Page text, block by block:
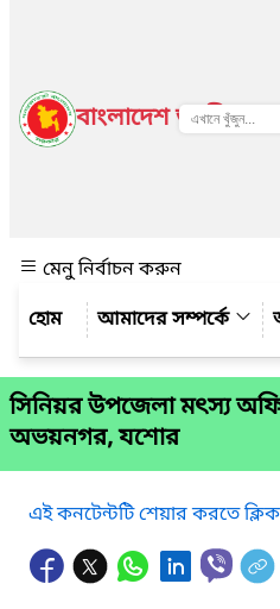
বাংলাদেশ জাতীয় তথ্য
মেনু নির্বাচন করুন
আমাদের সম্পর্কে
সিনিয়র উপজেলা মৎস্য
অভয়নগর, যশোর
এই কনটেন্টটি শেয়ার করতে